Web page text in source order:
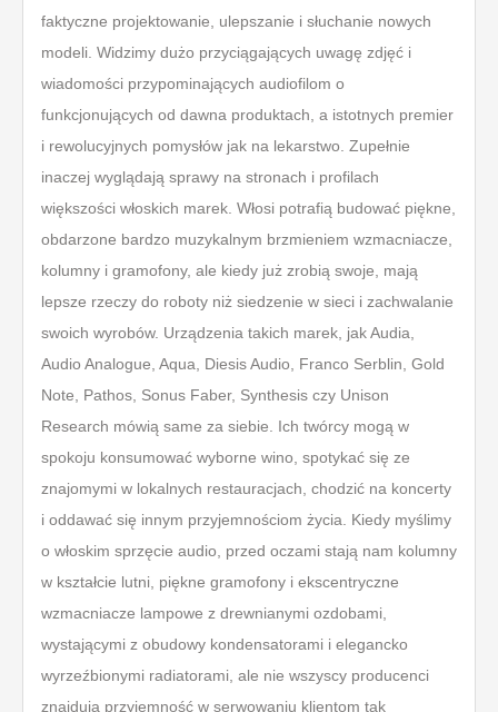
faktyczne projektowanie, ulepszanie i słuchanie nowych
modeli. Widzimy dużo przyciągających uwagę zdjęć i
wiadomości przypominających audiofilom o
funkcjonujących od dawna produktach, a istotnych premier
i rewolucyjnych pomysłów jak na lekarstwo. Zupełnie
inaczej wyglądają sprawy na stronach i profilach
większości włoskich marek. Włosi potrafią budować piękne,
obdarzone bardzo muzykalnym brzmieniem wzmacniacze,
kolumny i gramofony, ale kiedy już zrobią swoje, mają
lepsze rzeczy do roboty niż siedzenie w sieci i zachwalanie
swoich wyrobów. Urządzenia takich marek, jak Audia,
Audio Analogue, Aqua, Diesis Audio, Franco Serblin, Gold
Note, Pathos, Sonus Faber, Synthesis czy Unison
Research mówią same za siebie. Ich twórcy mogą w
spokoju konsumować wyborne wino, spotykać się ze
znajomymi w lokalnych restauracjach, chodzić na koncerty
i oddawać się innym przyjemnościom życia. Kiedy myślimy
o włoskim sprzęcie audio, przed oczami stają nam kolumny
w kształcie lutni, piękne gramofony i ekscentryczne
wzmacniacze lampowe z drewnianymi ozdobami,
wystającymi z obudowy kondensatorami i elegancko
wyrzeźbionymi radiatorami, ale nie wszyscy producenci
znajdują przyjemność w serwowaniu klientom tak